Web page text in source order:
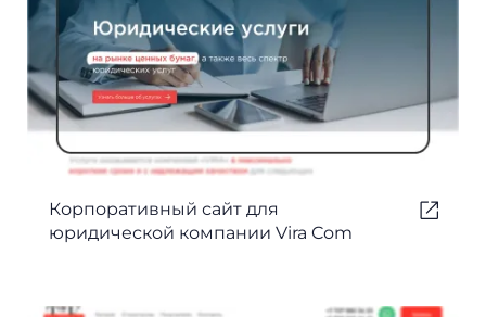
Корпоративный сайт для
юридической компании Vira Com